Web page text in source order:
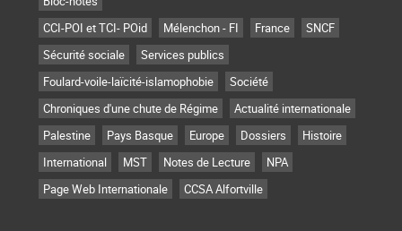
CCI-POI et TCI- POid
Mélenchon - FI France
SNCF
Sécurité sociale
Services publics
Foulard-voile-laïcité-islamophobie
Société
Chroniques d'une chute de Régime
Actualité internationale
Palestine
Pays Basque Europe Dossiers
Histoire
International
MST Notes de Lecture
NPA
Page Web Internationale
CCSA Alfortville